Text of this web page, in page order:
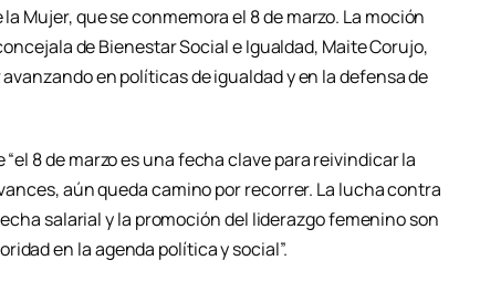
Mujer, que se conmemora el 8 de marzo. La moción
de Bienestar Social e Igualdad, Maite Corujo,
en políticas de igualdad y en la defensa de
8 de marzo es una fecha clave para reivindicar la
aún queda camino por recorrer. La lucha contra
salarial y la promoción del liderazgo femenino son
en la agenda política y social”.